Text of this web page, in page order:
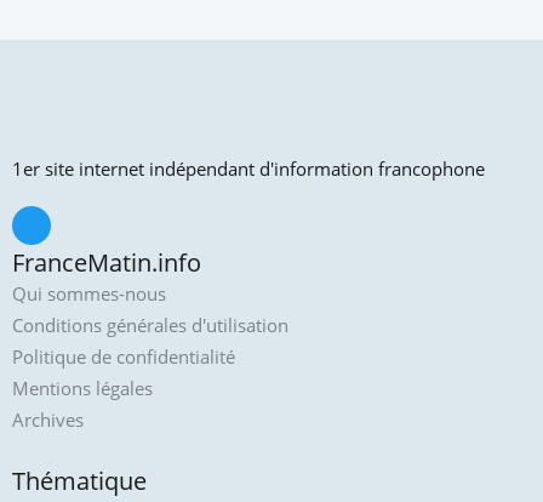
1er site internet indépendant d'information francophone
FranceMatin.info
Qui sommes-nous
Conditions générales d'utilisation
Politique de confidentialité
Mentions légales
Archives
Thématique